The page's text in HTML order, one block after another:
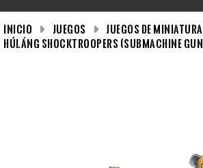
INICIO Juegos Juegos de
Húláng Shocktroopers (Submachine